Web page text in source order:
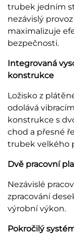
trubek jedním
nezávislý
maximalizuje
bezpečnosti.
Integrovaná
konstrukce
Ložisko z
odolává
konstrukce s
chod a přesné
trubek velkého
Dvě pracovní
Nezávislé
zpracování
výrobní výkon.
Pokročilý